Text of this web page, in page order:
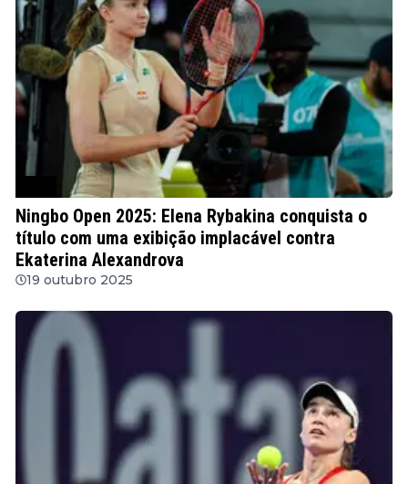
Ningbo Open 2025: Elena Rybakina conquista o
título com uma exibição implacável contra
Ekaterina Alexandrova
19 outubro 2025